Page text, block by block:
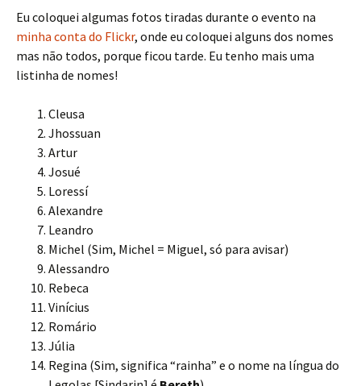
Eu coloquei algumas fotos tiradas durante o evento na
minha conta do Flickr, onde eu coloquei alguns dos nomes
mas não todos, porque ficou tarde. Eu tenho mais uma
listinha de nomes!
Cleusa
Jhossuan
Artur
Josué
Loressí
Alexandre
Leandro
Michel (Sim, Michel = Miguel, só para avisar)
Alessandro
Rebeca
Vinícius
Romário
Júlia
Regina (Sim, significa “rainha” e o nome na língua do